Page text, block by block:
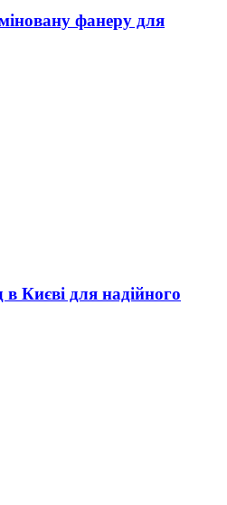
фанеру для
Києві для надійного